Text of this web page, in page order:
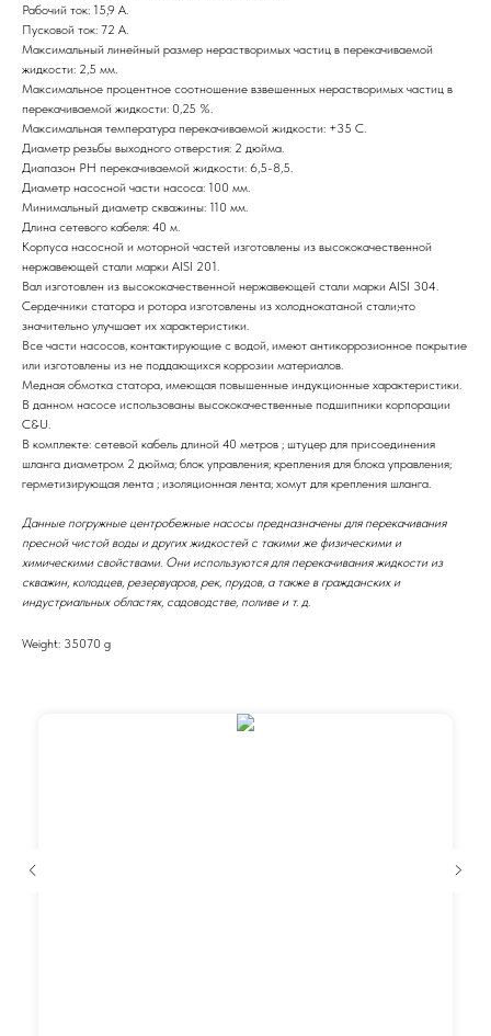
Рабочий ток: 15,9 А.
Пусковой ток: 72 А.
Максимальный линейный размер нерастворимых частиц в перекачиваемой
жидкости: 2,5 мм.
Максимальное процентное соотношение взвешенных нерастворимых частиц в
перекачиваемой жидкости: 0,25 %.
Максимальная температура перекачиваемой жидкости: +35 С.
Диаметр резьбы выходного отверстия: 2 дюйма.
Диапазон РН перекачиваемой жидкости: 6,5-8,5.
Диаметр насосной части насоса: 100 мм.
Минимальный диаметр скважины: 110 мм.
Длина сетевого кабеля: 40 м.
Корпуса насосной и моторной частей изготовлены из высококачественной
нержавеющей стали марки AISI 201.
Вал изготовлен из высококачественной нержавеющей стали марки AISI 304.
Сердечники статора и ротора изготовлены из холоднокатаной стали,что
значительно улучшает их характеристики.
Все части насосов, контактирующие с водой, имеют антикоррозионное покрытие
или изготовлены из не поддающихся коррозии материалов.
Медная обмотка статора, имеющая повышенные индукционные характеристики.
В данном насосе использованы высококачественные подшипники корпорации
C&U.
В комплекте: сетевой кабель длиной 40 метров ; штуцер для присоединения
шланга диаметром 2 дюйма; блок управления; крепления для блока управления;
герметизирующая лента ; изоляционная лента; хомут для крепления шланга.
Данные погружные центробежные насосы предназначены для перекачивания
пресной чистой воды и других жидкостей с такими же физическими и
химическими свойствами. Они используются для перекачивания жидкости из
скважин, колодцев, резервуаров, рек, прудов, а также в гражданских и
индустриальных областях, садоводстве, поливе и т. д.
Weight: 35070 g